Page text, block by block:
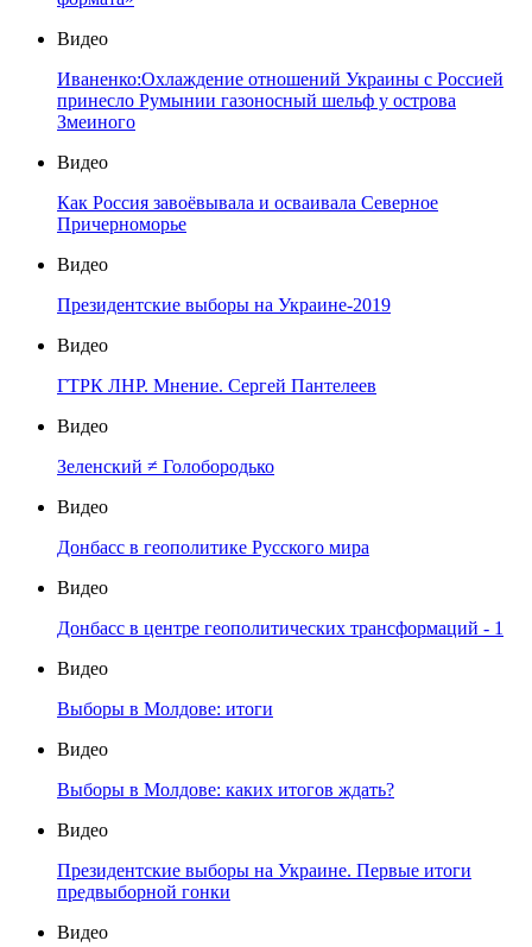
Видео
Иваненко:Охлаждение отношений Украины с Россией
принесло Румынии газоносный шельф у острова
Змеиного
Видео
Как Россия завоёвывала и осваивала Северное
Причерноморье
Видео
Президентские выборы на Украине-2019
Видео
ГТРК ЛНР. Мнение. Сергей Пантелеев
Видео
Зеленский ≠ Голобородько
Видео
Донбасс в геополитике Русского мира
Видео
Донбасс в центре геополитических трансформаций - 1
Видео
Выборы в Молдове: итоги
Видео
Выборы в Молдове: каких итогов ждать?
Видео
Президентские выборы на Украине. Первые итоги
предвыборной гонки
Видео